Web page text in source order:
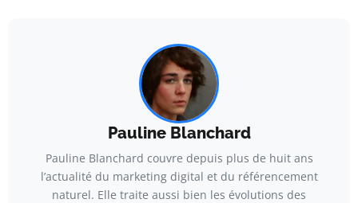
Pauline Blanchard
Pauline Blanchard couvre depuis plus de huit ans
l’actualité du marketing digital et du référencement
naturel. Elle traite aussi bien les évolutions des